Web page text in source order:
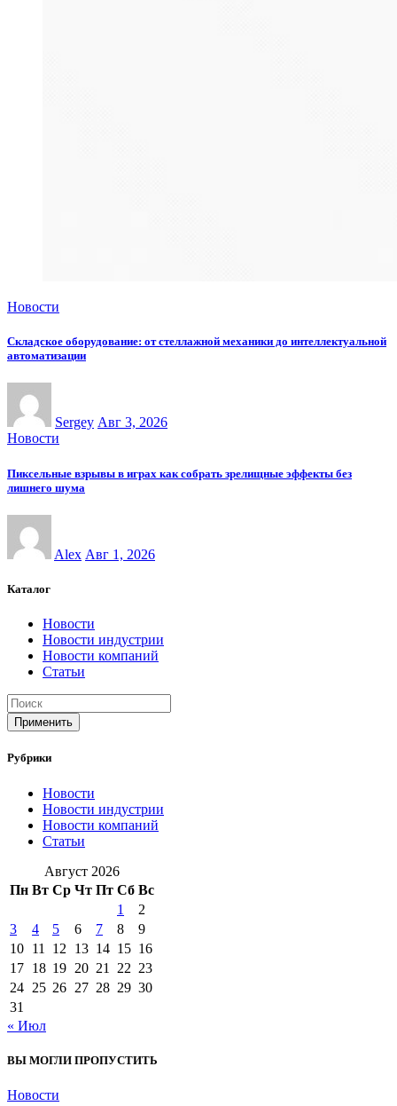
Новости
Складское оборудование: от стеллажной механики до интеллектуальной
автоматизации
Sergey Авг 3, 2026
Новости
Пиксельные взрывы в играх как собрать зрелищные эффекты без
лишнего шума
Alex Авг 1, 2026
Каталог
Новости
Новости индустрии
Новости компаний
Статьи
Применить
Рубрики
Новости
Новости индустрии
Новости компаний
Статьи
Август 2026
Пн Вт Ср Чт Пт Сб Вс
1
2
3
4 5 6 7 8
9
10 11 12 13 14 15 16
17 18 19 20 21 22 23
24 25 26 27 28 29 30
31
« Июл
ВЫ МОГЛИ ПРОПУСТИТЬ
Новости